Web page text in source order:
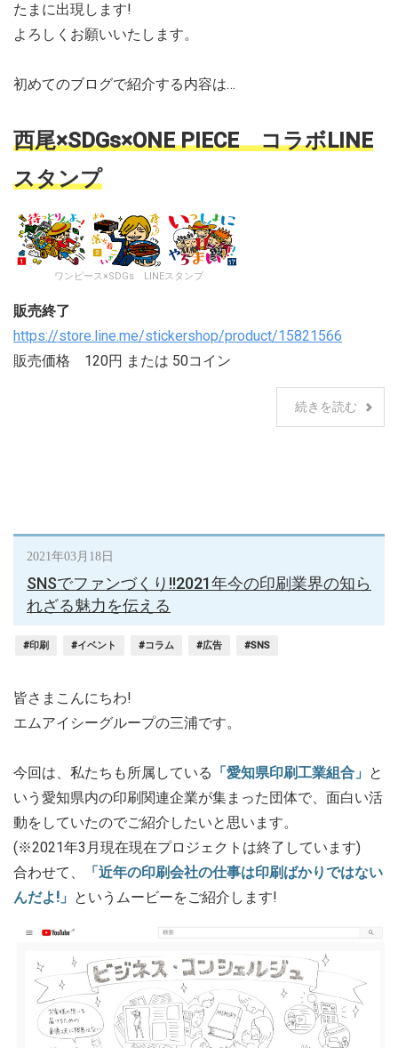
たまに出現します!
よろしくお願いいたします。
初めてのブログで紹介する内容は…
西尾×SDGs×ONE PIECE コラボLINE
スタンプ
ワンピース×SDGs LINEスタンプ
販売終了
https://store.line.me/stickershop/product/15821566
販売価格 120円 または 50コイン
続きを読む
2021年03月18日
SNSでファンづくり!!2021年今の印刷業界の知ら
れざる魅力を伝える
#印刷 #イベント #コラム #広告 #SNS
皆さまこんにちわ!
エムアイシーグループの三浦です。
今回は、私たちも所属している 「愛知県印刷工業組合」 と
いう愛知県内の印刷関連企業が集まった団体で、面白い活
動をしていたのでご紹介したいと思います。
(※2021年3月現在現在プロジェクトは終了しています)
合わせて、
「近年の印刷会社の仕事は印刷ばかりではない
んだよ!」 というムービーをご紹介します!